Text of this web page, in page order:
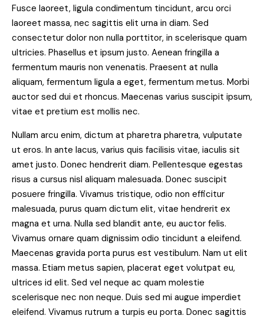
Fusce laoreet, ligula condimentum tincidunt, arcu orci
laoreet massa, nec sagittis elit urna in diam. Sed
consectetur dolor non nulla porttitor, in scelerisque quam
ultricies. Phasellus et ipsum justo. Aenean fringilla a
fermentum mauris non venenatis. Praesent at nulla
aliquam, fermentum ligula a eget, fermentum metus. Morbi
auctor sed dui et rhoncus. Maecenas varius suscipit ipsum,
vitae et pretium est mollis nec.
Nullam arcu enim, dictum at pharetra pharetra, vulputate
ut eros. In ante lacus, varius quis facilisis vitae, iaculis sit
amet justo. Donec hendrerit diam. Pellentesque egestas
risus a cursus nisl aliquam malesuada. Donec suscipit
posuere fringilla. Vivamus tristique, odio non efficitur
malesuada, purus quam dictum elit, vitae hendrerit ex
magna et urna. Nulla sed blandit ante, eu auctor felis.
Vivamus ornare quam dignissim odio tincidunt a eleifend.
Maecenas gravida porta purus est vestibulum. Nam ut elit
massa. Etiam metus sapien, placerat eget volutpat eu,
ultrices id elit. Sed vel neque ac quam molestie
scelerisque nec non neque. Duis sed mi augue imperdiet
eleifend. Vivamus rutrum a turpis eu porta. Donec sagittis